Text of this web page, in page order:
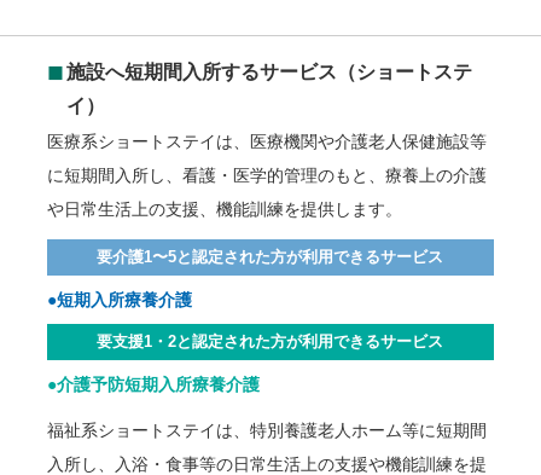
◼︎施設へ短期間入所するサービス（ショートステ
イ）
医療系ショートステイは、医療機関や介護老人保健施設等
に短期間入所し、看護・医学的管理のもと、療養上の介護
や日常生活上の支援、機能訓練を提供します。
要介護1〜5と認定された方が利用できるサービス
●短期入所療養介護
要支援1・2と認定された方が利用できるサービス
●介護予防短期入所療養介護
福祉系ショートステイは、特別養護老人ホーム等に短期間
入所し、入浴・食事等の日常生活上の支援や機能訓練を提